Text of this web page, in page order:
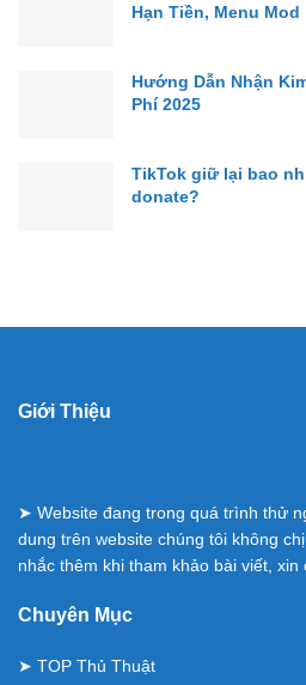
Hạn Tiền, Menu Mod
Hướng Dẫn Nhận
Phí 2025
TikTok giữ lại bao
donate?
Giới Thiệu
➤ Website đang trong quá trình thử
dung trên website chúng tôi không
nhắc thêm khi tham khảo bài viết, xin
Chuyên Mục
➤ TOP Thủ Thuật